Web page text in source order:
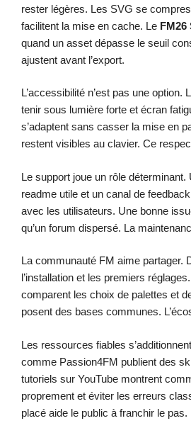
rester légères. Les SVG se
facilitent la mise en cache. Le
quand un asset dépasse le seuil
ajustent avant l’export.
L’accessibilité n’est pas une option.
tenir sous lumière forte et écran
s’adaptent sans casser la mise en
restent visibles au clavier. Ce
Le support joue un rôle déterminant.
readme utile et un canal de
avec les utilisateurs. Une bonne
qu’un forum dispersé. La
La communauté FM aime partager.
l’installation et les premiers
comparent les choix de palettes et
posent des bases communes.
Les ressources fiables
comme Passion4FM publient des
tutoriels sur YouTube montrent
proprement et éviter les erreurs
placé aide le public à franchir le pas.